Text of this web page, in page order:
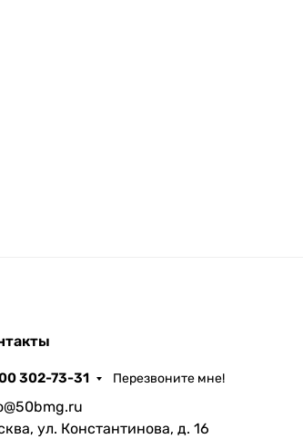
302-73-31 Перезвоните мне!
ул. Константинова, д. 16